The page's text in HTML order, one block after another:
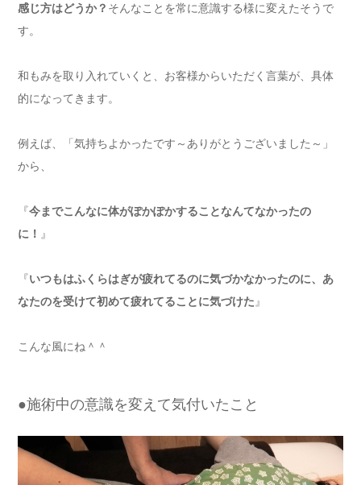
感じ方はどうか？ そんなことを常に意識する様に変えたそうで
す。
和もみを取り入れていくと、お客様からいただく言葉が、具体
的になってきます。
例えば、「気持ちよかったです～ありがとうございました～」
から、
『今までこんなに体がぽかぽかすることなんてなかったの
に！ 』
『いつもはふくらはぎが疲れてるのに気づかなかったのに、あ
なたのを受けて初めて疲れてることに気づけた 』
こんな風にね＾＾
●施術中の意識を変えて気付いたこと